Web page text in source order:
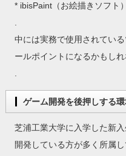
* ibisPaint（お絵描きソフト）
中には実務で使用されてい
ールポイントになるかもし
ゲーム開発を後押しする
芝浦工業大学に入学した新
開発している方が多く所属